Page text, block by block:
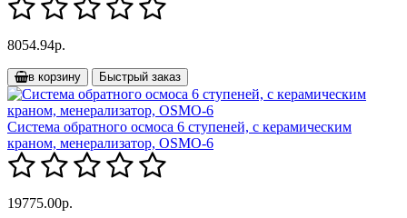
8054.94р.
в корзину Быстрый заказ
Система обратного осмоса 6 ступеней, с керамическим
краном, менерализатор, OSMO-6
19775.00р.